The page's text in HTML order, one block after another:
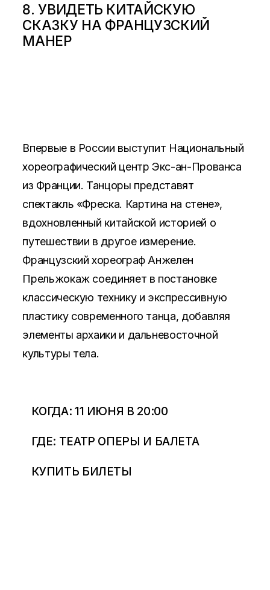
8. УВИДЕТЬ КИТАЙСКУЮ
СКАЗКУ НА ФРАНЦУЗСКИЙ
МАНЕР
Впервые в России выступит Национальный
хореографический центр Экс-ан-Прованса
из Франции. Танцоры представят
спектакль «Фреска. Картина на стене»,
вдохновленный китайской историей о
путешествии в другое измерение.
Французский хореограф Анжелен
Прельжокаж соединяет в постановке
классическую технику и экспрессивную
пластику современного танца, добавляя
элементы архаики и дальневосточной
культуры тела.
КОГДА: 11 ИЮНЯ В 20:00
ГДЕ: ТЕАТР ОПЕРЫ И БАЛЕТА
КУПИТЬ БИЛЕТЫ